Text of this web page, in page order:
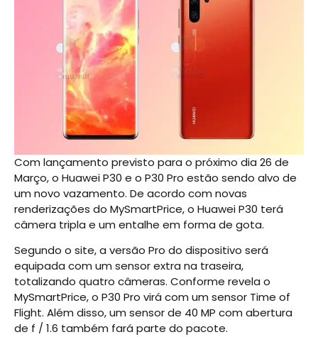
Com lançamento previsto para o próximo dia 26 de
Março, o Huawei P30 e o P30 Pro estão sendo alvo de
um novo vazamento. De acordo com novas
renderizações do MySmartPrice, o Huawei P30 terá
câmera tripla e um entalhe em forma de gota.
Segundo o site, a versão Pro do dispositivo será
equipada com um sensor extra na traseira,
totalizando quatro câmeras. Conforme revela o
MySmartPrice, o P30 Pro virá com um sensor Time of
Flight. Além disso, um sensor de 40 MP com abertura
de f / 1.6 também fará parte do pacote.